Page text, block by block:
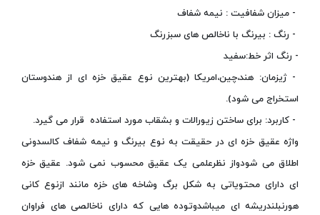
- ميزان شفافيت : نیمه شفاف
- رنگ : بیرنگ با ناخالص های سبزرنگ
- رنگ اثر خط:سفید
- ژیزمان: هند،چین،امریکا (بهترین نوع عقیق خزه ای از هندوستان
استخراج می شود).
- کاربرد: برای ساختن زیورالات و بشقاب مورد استفاده قرار می گیرد.
واژه عقیق خزه ای در حقیقت به نوع بیرنگ و نیمه شفاف کالسدونی
اطلاق می شودواز نظرعلمی یک عقیق محسوب نمی شود. عقیق خزه
ای دارای محتویاتی به شکل برگ وشاخه های خزه مانند ازنوع کانی
هورنبلندریشه ای میباشدوتوده هایی که دارای ناخالصی های فراوان